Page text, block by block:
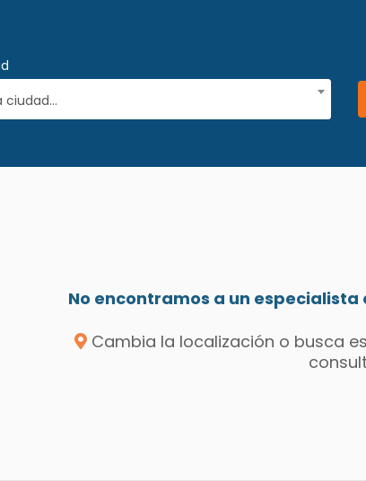
ciudad...
No encontramos a un
Cambia la localización o busca